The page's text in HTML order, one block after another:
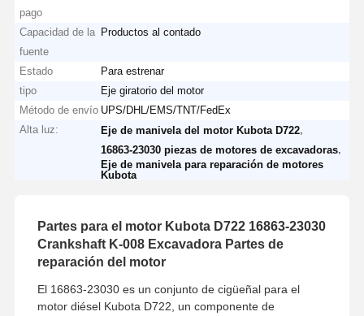
pago
Capacidad de la
fuente
Productos al contado
Estado
Para estrenar
tipo
Eje giratorio del motor
Método de envío UPS/DHL/EMS/TNT/FedEx
Alta luz:
Eje de manivela del motor Kubota D722
16863-23030 piezas de motores de excavadoras
Eje de manivela para reparación de motores
Kubota
Partes para el motor Kubota D722 16863-23030
Crankshaft K-008 Excavadora Partes de
reparación del motor
El 16863-23030 es un conjunto de cigüeñal para el
motor diésel Kubota D722, un componente de